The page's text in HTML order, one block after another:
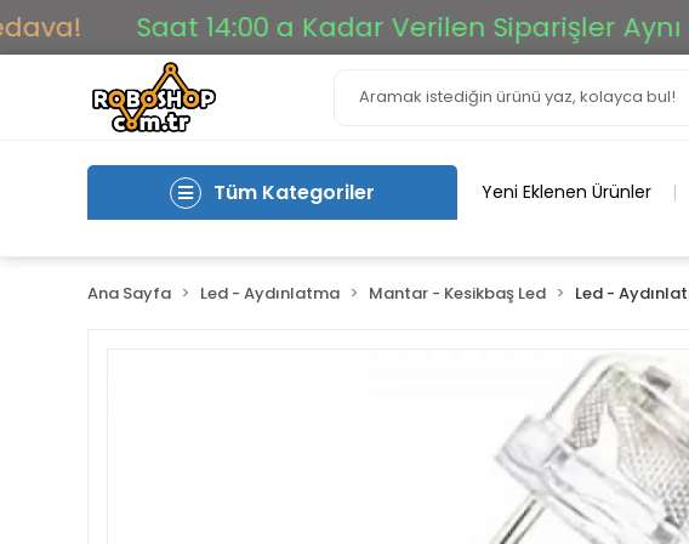
Saat 14:00 a Kadar Verilen Siparişler Aynı
Tüm Kategoriler Yeni Eklenen Ürünler
Ana Sayfa Led - Aydınlatma Mantar - Kesikbaş Led Led -